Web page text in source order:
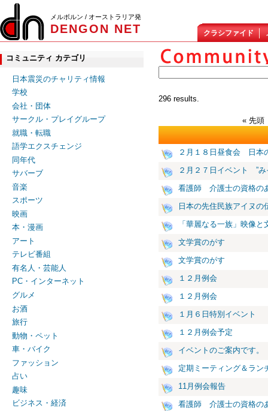
メルボルン / オーストラリア発
DENGON NET クラシファイド
コミュニティ カテゴリ
日本震災のチャリティ情報
学校
会社・団体
サークル・プレイグループ
就職・転職
語学エクスチェンジ
同年代
サバーブ
音楽
スポーツ
映画
本・漫画
アート
テレビ番組
有名人・芸能人
PC・インターネット
グルメ
お酒
旅行
動物・ペット
車・バイク
ファッション
占い
趣味
ビジネス・経済
296 results.
« 先頭
２月１８日昼食会 日
２月２７日イベント ”み
看護師 介護士の資格の
日本の先住民族アイヌの
「華麗なる一族」映像
文学賞のがす
文学賞のがす
１２月例会
１２月例会
１月６日特別イベント
１２月例会予定
イベントのご案内です。
定期ミーティング＆ラン
11月例会報告
看護師 介護士の資格